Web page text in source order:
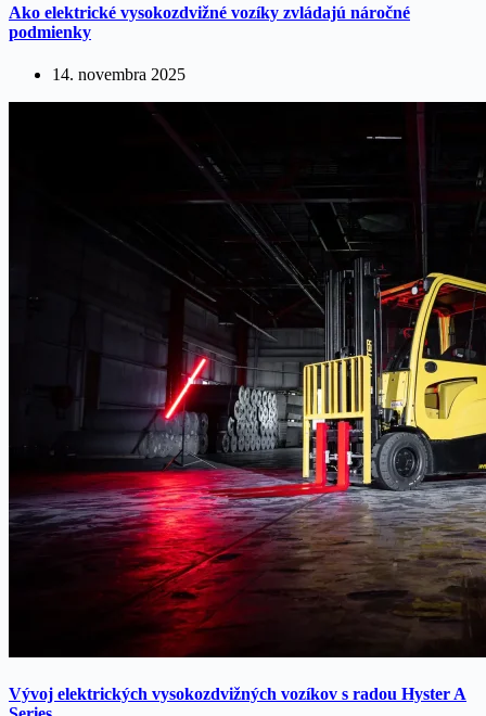
Ako elektrické vysokozdvižné vozíky zvládajú náročné
podmienky
14. novembra 2025
Vývoj elektrických vysokozdvižných vozíkov s radou Hyster A